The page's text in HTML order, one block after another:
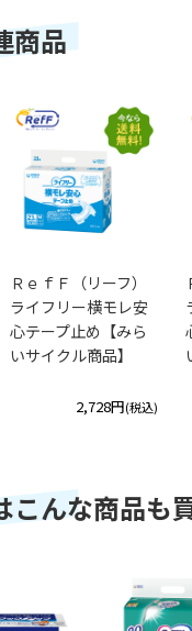
商品
ＲｅｆＦ（リーフ）
ライフリー横モレ安
心テープ止め【みら
いサイクル商品】
2,728円(税込)
こんな商品も